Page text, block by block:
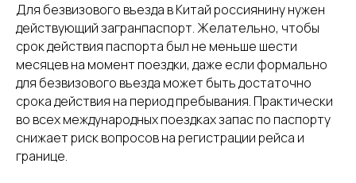
Для безвизового въезда в Китай россиянину нужен
действующий загранпаспорт. Желательно, чтобы
срок действия паспорта был не меньше шести
месяцев на момент поездки, даже если формально
для безвизового въезда может быть достаточно
срока действия на период пребывания. Практически
во всех международных поездках запас по паспорту
снижает риск вопросов на регистрации рейса и
границе.